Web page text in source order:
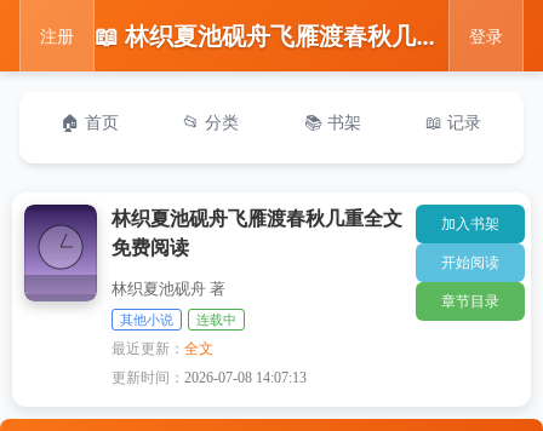
注册 📖 林织夏池砚舟飞雁渡春秋几重全文免费阅读 登录
🏠 首页 📂 分类 📚 书架 📖 记录
林织夏池砚舟飞雁渡春秋几重全文
免费阅读
林织夏池砚舟 著
其他小说 连载中
最近更新：全文
更新时间：2026-07-08 14:07:13
加入书架
开始阅读
章节目录